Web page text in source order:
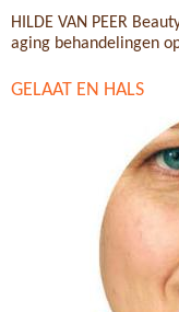
HILDE VAN PEER
aging behandelingen
GELAAT EN HALS